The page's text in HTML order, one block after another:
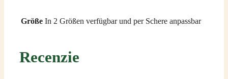
Größe In 2 Größen verfügbar und per Schere anpassbar
Recenzie